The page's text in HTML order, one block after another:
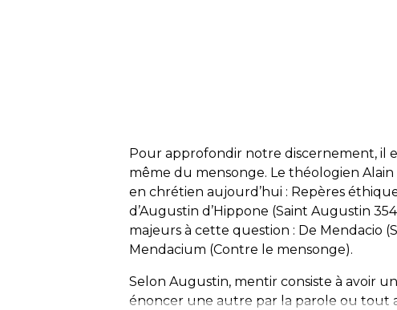
Pour approfondir notre discernement, il
même du mensonge. Le théologien Alain
en chrétien aujourd’hui : Repères
d’Augustin d’Hippone (Saint Augustin
majeurs à cette question : De Mendacio
Mendacium (Contre le mensonge).
Selon Augustin, mentir consiste à avoir
énoncer une autre par la parole ou tout